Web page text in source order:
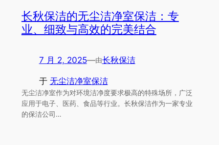
长秋保洁的无尘洁净室保洁：专
业、细致与高效的完美结合
7 月 2, 2025—由长秋保洁
于 无尘洁净室保洁
无尘洁净室作为对环境洁净度要求极高的特殊场所，广泛
应用于电子、医药、食品等行业。长秋保洁作为一家专业
的保洁公司…